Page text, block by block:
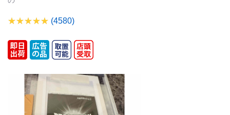
(4580)